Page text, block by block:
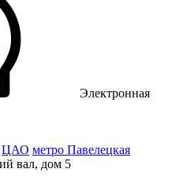
Электронная
ЦАО метро Павелецкая
вал, дом 5